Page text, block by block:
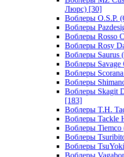
Люрс) [30]
Воблеры O.S.P.
Воблеры
Воблеры Rosso
Воблеры Rosy
Воблеры Saurus
Воблеры
Воблеры
Воблеры
Воблеры Skagit
[183]
Воблеры T.H.
Воблеры Tackle
Воблеры Tiemco
Воблеры
Воблеры